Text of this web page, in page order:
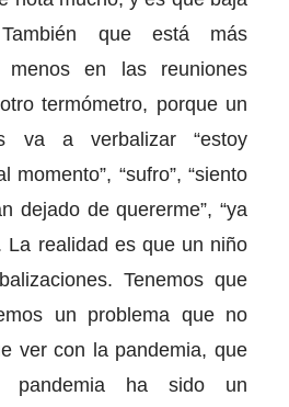
que está más
menos en las reuniones
termómetro, porque un
va a verbalizar “estoy
momento”, “sufro”, “siento
dejado de quererme”, “ya
La realidad es que un niño
Tenemos que
un problema que no
ver con la pandemia, que
pandemia ha sido un